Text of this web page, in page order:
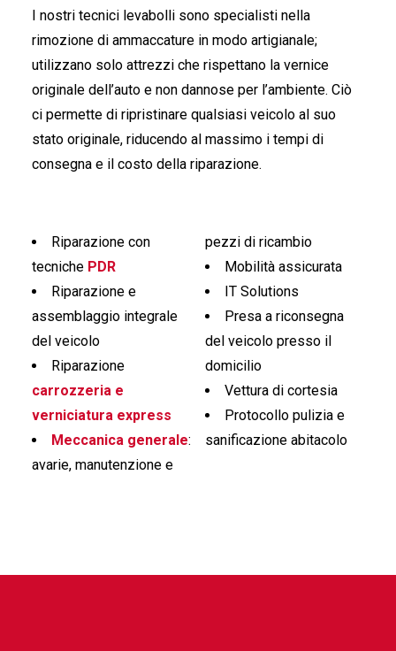
I nostri tecnici levabolli sono specialisti nella
rimozione di ammaccature in modo artigianale;
utilizzano solo attrezzi che rispettano la vernice
originale dell’auto e non dannose per l’ambiente. Ciò
ci permette di ripristinare qualsiasi veicolo al suo
stato originale, riducendo al massimo i tempi di
consegna e il costo della riparazione.
Riparazione con
tecniche PDR
Riparazione e
assemblaggio integrale
del veicolo
Riparazione
carrozzeria e
verniciatura express
Meccanica generale:
avarie, manutenzione e
pezzi di ricambio
Mobilità assicurata
IT Solutions
Presa a riconsegna
del veicolo presso il
domicilio
Vettura di cortesia
Protocollo pulizia e
sanificazione abitacolo